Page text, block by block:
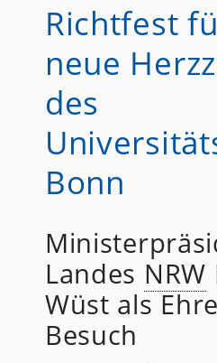
Richtfest
neue
des
Bonn
Landes NRW
Wüst als
Besuch